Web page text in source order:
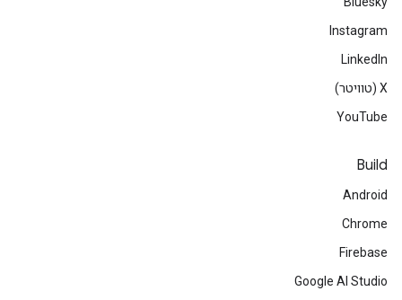
Instagram
LinkedIn
‫X (טוויטר)
YouTube
Build
Android
Chrome
Firebase
Google AI Studio